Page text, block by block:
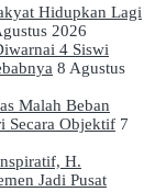
Hidupkan Lagi
2026
4 Siswi
8 Agustus
Malah Beban
Secara Objektif 7
H.
Jadi Pusat